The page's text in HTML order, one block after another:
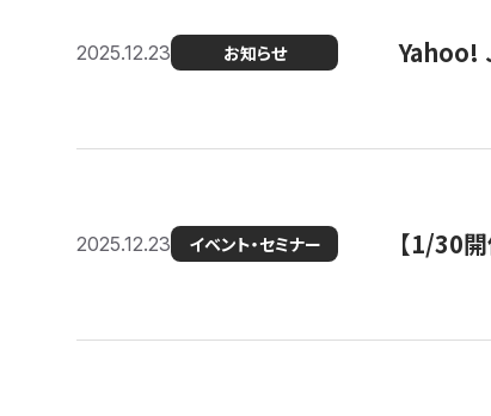
2025.12.23 お知らせ Yahoo!
2025.12.23 イベント・セミナー 【1/30